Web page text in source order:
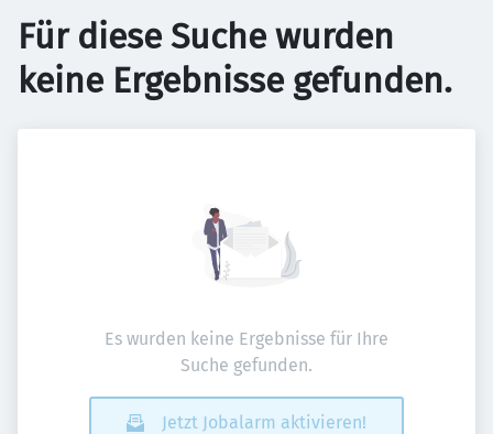
Für diese Suche wurden
keine Ergebnisse gefunden.
Es wurden keine Ergebnisse für Ihre
Suche gefunden.
Jetzt Jobalarm aktivieren!